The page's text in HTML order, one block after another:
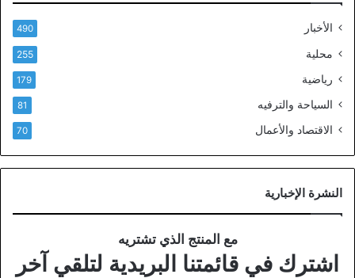
الأخبار 490
محلية 255
رياضية 179
السياحة والترفيه 81
الاقتصاد والأعمال 70
النشرة الإخبارية
مع المنتج الذي تشتريه
اشترك في قائمتنا البريدية لتلقي آخر